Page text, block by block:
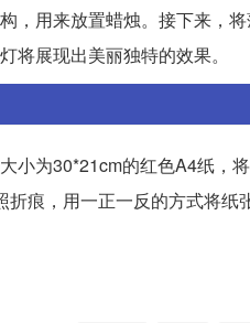
，用来放置蜡烛。接下来，
将展现出美丽独特的效果。
为30*21cm的红色A4纸，
痕，用一正一反的方式将